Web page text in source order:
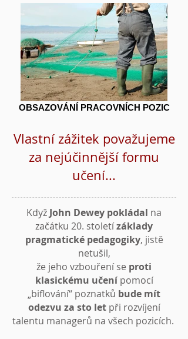
OBSAZOVÁNÍ PRACOVNÍCH POZIC
Vlastní zážitek považujeme
za nejúčinnější formu
učení...
Když John Dewey pokládal na
začátku 20. stoletízáklady
pragmatické pedagogiky, jistě
netušil,
že jeho vzbouření se proti
klasickému učenípomocí
„biflování“ poznatků bude mít
odezvu za sto letpři rozvíjení
talentu managerů na všech pozicích.